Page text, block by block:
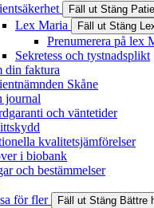
Fäll ut Stäng
Lex Maria Fäll ut Stäng
Prenumerera på lex
Sekretess och tystnadsplikt
din faktura
Skåne
journal
och väntetider
kvalitetsjämförelser
i biobank
och bestämmelser
för fler
Fäll ut Stäng Bättre